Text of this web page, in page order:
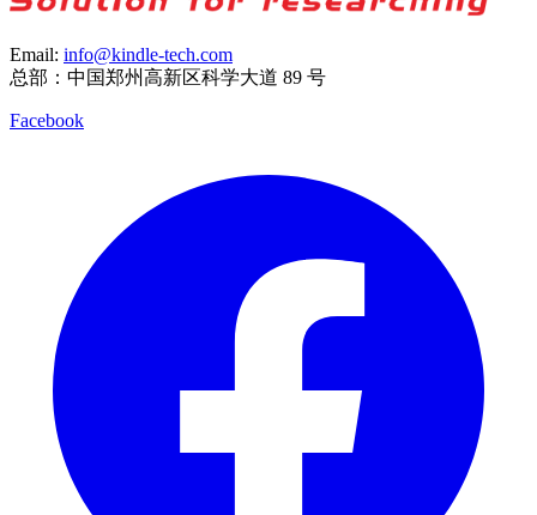
Email: info@kindle-tech.com
总部：中国郑州高新区科学大道 89 号
Facebook